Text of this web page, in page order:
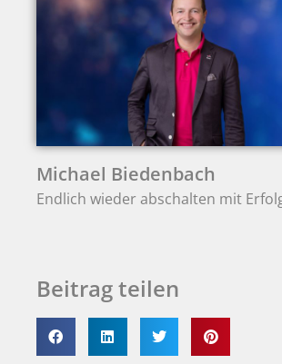
Michael Biedenbach
Endlich wieder abschalten mit
Beitrag teilen